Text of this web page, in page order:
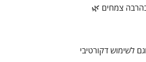
צמחים 🌿
לשימוש דקורטיבי